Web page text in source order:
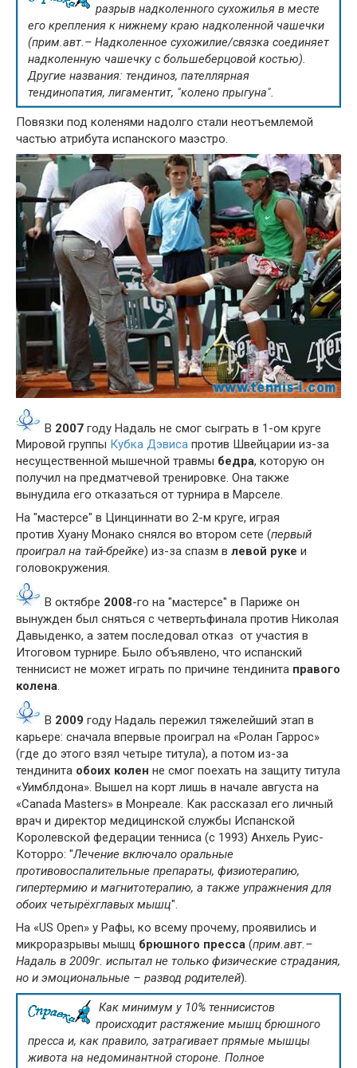
разрыв надколенного сухожилья в месте
его крепления к нижнему краю надколенной чашечки
(прим.авт.– Надколенное сухожилие/связка соединяет
надколенную чашечку с большеберцовой костью).
Другие названия: тендиноз, пателлярная
тендинопатия, лигаментит, "колено прыгуна".
Повязки под коленями надолго стали неотъемлемой
частью атрибута испанского маэстро.
В 2007 году Надаль не смог сыграть в 1-ом круге
Мировой группы Кубка Дэвиса против Швейцарии из-за
несущественной мышечной травмы бедра, которую он
получил на предматчевой тренировке. Она также
вынудила его отказаться от турнира в Марселе.
На "мастерсе" в Цинциннати во 2-м круге, играя
против Хуану Монако снялся во втором сете (первый
проиграл на тай-брейке) из-за спазм в левой руке и
головокружения.
В октябре 2008-го на "мастерсе" в Париже он
вынужден был сняться с четвертьфинала против Николая
Давыденко, а затем последовал отказ от участия в
Итоговом турнире. Было объявлено, что испанский
теннисист не может играть по причине тендинита правого
колена.
В 2009 году Надаль пережил тяжелейший этап в
карьере: сначала впервые проиграл на «Ролан Гаррос»
(где до этого взял четыре титула), а потом из-за
тендинита обоих колен не смог поехать на защиту титула
«Уимблдона». Вышел на корт лишь в начале августа на
«Canada Masters» в Монреале. Как рассказал его личный
врач и директор медицинской службы Испанской
Королевской федерации тенниса (с 1993) Анхель Руис-
Которро: "Лечение включало оральные
противовоспалительные препараты, физиотерапию,
гипертермию и магнитотерапию, а также упражнения для
обоих четырёхглавых мышц".
На «US Open» у Рафы, ко всему прочему, проявились и
микроразрывы мышц брюшного пресса (прим.авт.–
Надаль в 2009г. испытал не только физические страдания,
но и эмоциональные – развод родителей).
Как минимум у 10% теннисистов
происходит растяжение мышц брюшного
пресса и, как правило, затрагивает прямые мышцы
живота на недоминантной стороне. Полное